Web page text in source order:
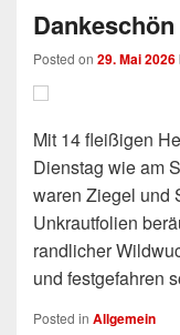
Posted on 29. Mai 2026
Mit 14 fleißigen
Dienstag wie am
waren Ziegel und
Unkrautfolien
randlicher
und festgefahren
Posted in Allgemein